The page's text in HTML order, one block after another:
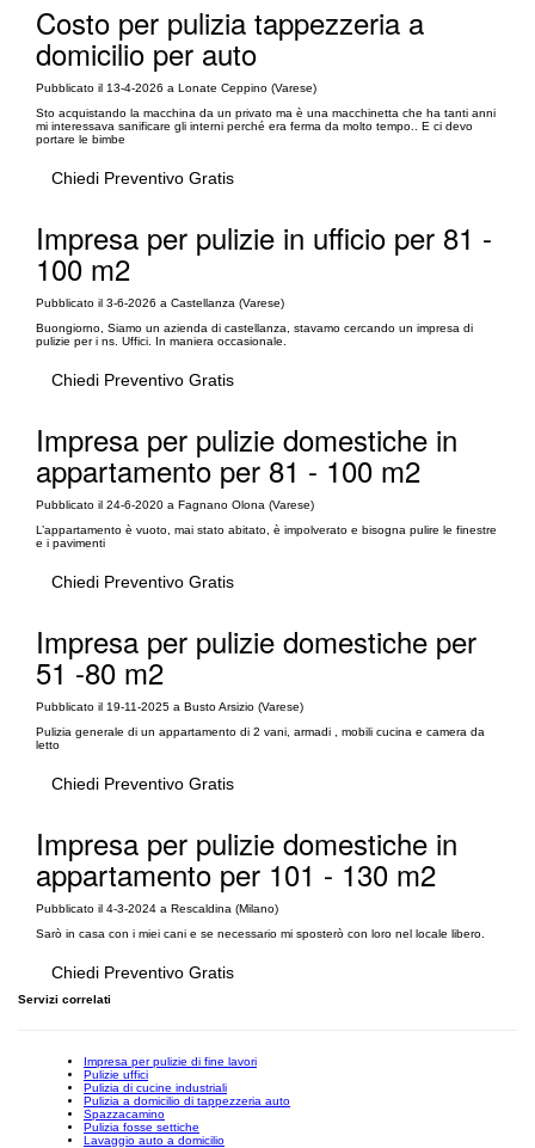
Costo per pulizia tappezzeria a
domicilio per auto
Pubblicato il 13-4-2026 a Lonate Ceppino (Varese)
Sto acquistando la macchina da un privato ma è una macchinetta che ha tanti anni
mi interessava sanificare gli interni perché era ferma da molto tempo.. E ci devo
portare le bimbe
Chiedi Preventivo Gratis
Impresa per pulizie in ufficio per 81 -
100 m2
Pubblicato il 3-6-2026 a Castellanza (Varese)
Buongiorno, Siamo un azienda di castellanza, stavamo cercando un impresa di
pulizie per i ns. Uffici. In maniera occasionale.
Chiedi Preventivo Gratis
Impresa per pulizie domestiche in
appartamento per 81 - 100 m2
Pubblicato il 24-6-2020 a Fagnano Olona (Varese)
L’appartamento è vuoto, mai stato abitato, è impolverato e bisogna pulire le finestre
e i pavimenti
Chiedi Preventivo Gratis
Impresa per pulizie domestiche per
51 -80 m2
Pubblicato il 19-11-2025 a Busto Arsizio (Varese)
Pulizia generale di un appartamento di 2 vani, armadi , mobili cucina e camera da
letto
Chiedi Preventivo Gratis
Impresa per pulizie domestiche in
appartamento per 101 - 130 m2
Pubblicato il 4-3-2024 a Rescaldina (Milano)
Sarò in casa con i miei cani e se necessario mi sposterò con loro nel locale libero.
Chiedi Preventivo Gratis
Servizi correlati
Impresa per pulizie di fine lavori
Pulizie uffici
Pulizia di cucine industriali
Pulizia a domicilio di tappezzeria auto
Spazzacamino
Pulizia fosse settiche
Lavaggio auto a domicilio